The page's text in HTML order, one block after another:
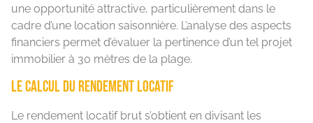
une opportunité attractive, particulièrement dans le
cadre d’une location saisonnière. L’analyse des aspects
financiers permet d’évaluer la pertinence d’un tel projet
immobilier à 30 mètres de la plage.
Le calcul du rendement locatif
Le rendement locatif brut s’obtient en divisant les